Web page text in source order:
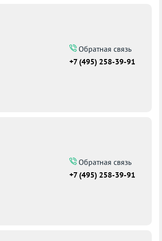
Обратная связь
+7 (495) 258-39-91
Обратная связь
+7 (495) 258-39-91